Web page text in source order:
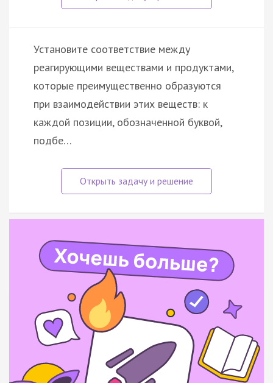
Установите соответствие между
реагирующими веществами и продуктами,
которые преимущественно образуются
при взаимодействии этих веществ: к
каждой позиции, обозначенной буквой,
подбе…